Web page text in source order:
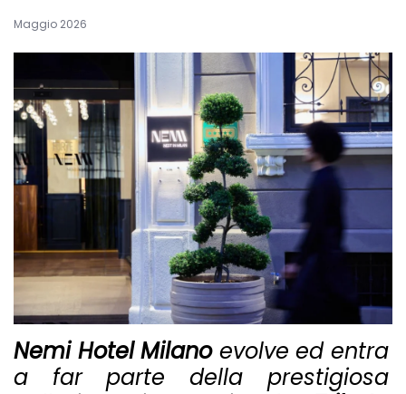
Maggio 2026
Nemi Hotel Milanoevolve ed entra
a far parte della prestigiosa